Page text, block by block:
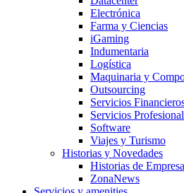
Electrónica
Farma y Ciencias
iGaming
Indumentaria
Logística
Maquinaria y
Outsourcing
Servicios
Servicios
Software
Viajes y Turismo
Historias y Novedades
Historias de
ZonaNews